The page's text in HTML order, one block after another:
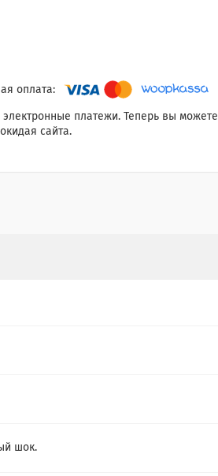
платежи. Теперь вы можете
сайта.
шок.